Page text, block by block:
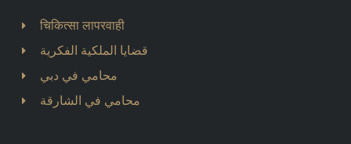
चिकित्सा लापरवाही
قضايا الملكية الفكرية
محامي في دبي
محامي في الشارقة